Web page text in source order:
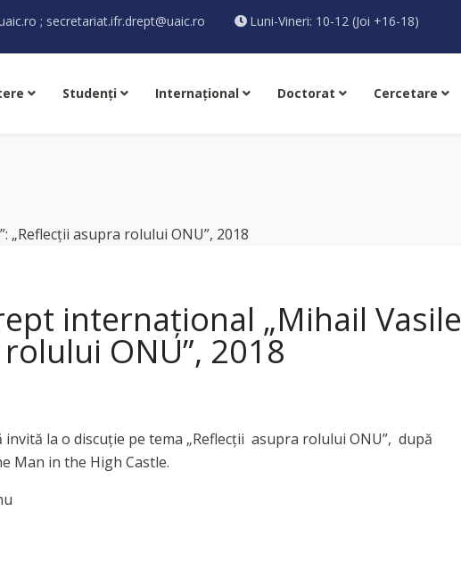
; secretariat.ifr.drept@uaic.ro Luni-Vineri: 10-12 (Joi +16-18)
Studenţi Internaţional Doctorat Cercetare
internațional „Mihail Vasile
ONU”, 2018
la o discuție pe tema „Reflecții asupra rolului ONU”, după
Man in the High Castle.